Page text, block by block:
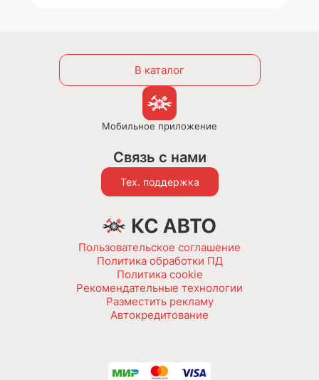
Пользовательское соглашение
Политика обработки ПД
Политика cookie
Рекомендательные технологии
Разместить рекламу
Автокредитование
В каталог
Мобильное приложение
Связь с нами
Тех. поддержка